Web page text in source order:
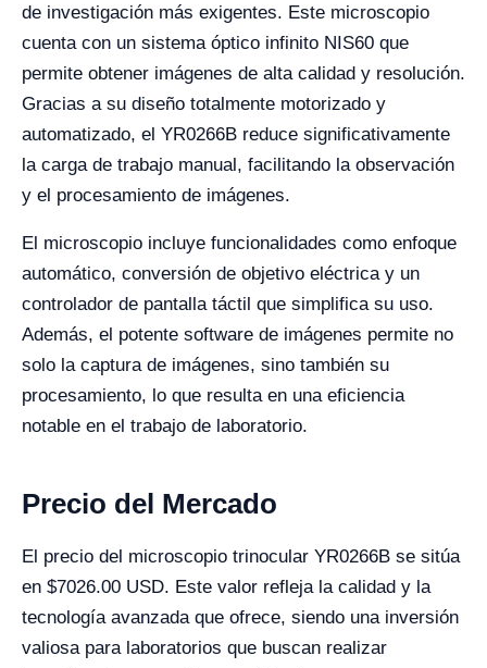
de investigación más exigentes. Este microscopio
cuenta con un sistema óptico infinito NIS60 que
permite obtener imágenes de alta calidad y resolución.
Gracias a su diseño totalmente motorizado y
automatizado, el YR0266B reduce significativamente
la carga de trabajo manual, facilitando la observación
y el procesamiento de imágenes.
El microscopio incluye funcionalidades como enfoque
automático, conversión de objetivo eléctrica y un
controlador de pantalla táctil que simplifica su uso.
Además, el potente software de imágenes permite no
solo la captura de imágenes, sino también su
procesamiento, lo que resulta en una eficiencia
notable en el trabajo de laboratorio.
Precio del Mercado
El precio del microscopio trinocular YR0266B se sitúa
en $7026.00 USD. Este valor refleja la calidad y la
tecnología avanzada que ofrece, siendo una inversión
valiosa para laboratorios que buscan realizar